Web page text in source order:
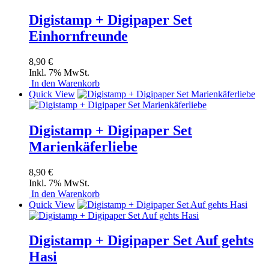
Digistamp + Digipaper Set
Einhornfreunde
8,90 €
Inkl. 7% MwSt.
In den Warenkorb
Quick View
Digistamp + Digipaper Set
Marienkäferliebe
8,90 €
Inkl. 7% MwSt.
In den Warenkorb
Quick View
Digistamp + Digipaper Set Auf gehts
Hasi